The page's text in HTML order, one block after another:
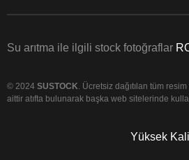
Su arıtma ile ilgili stock fotoğraflar
© 2024 SUSTOCK. Ücretsiz dağıtılan tüm
aittir atıfta bulunarak başka web sitelerinde
Yüksek